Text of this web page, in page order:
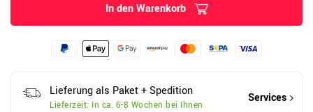
In den Warenkorb
Lieferung als Paket + Spedition
Lieferzeit: In ca. 6-8 Wochen bei Ihnen
Services